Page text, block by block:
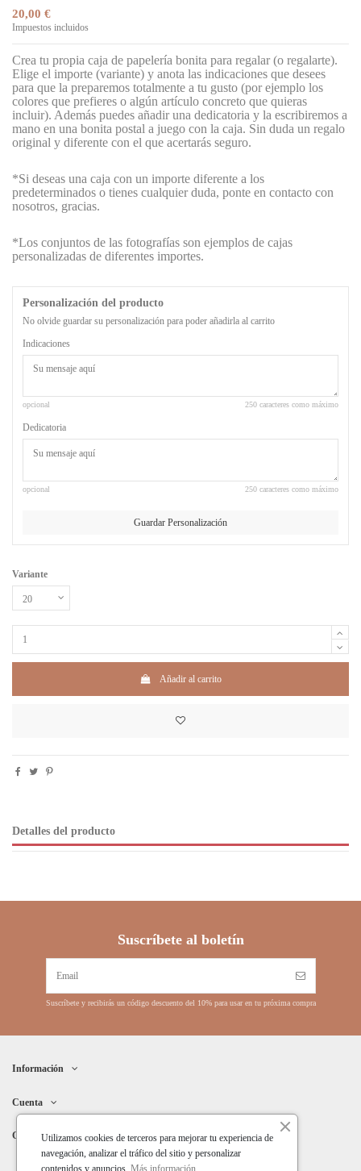
20,00 €
Impuestos incluidos
Crea tu propia caja de papelería bonita para regalar (o regalarte).
Elige el importe (variante) y anota las indicaciones que desees
para que la preparemos totalmente a tu gusto (por ejemplo los
colores que prefieres o algún artículo concreto que quieras
incluir). Además puedes añadir una dedicatoria y la escribiremos a
mano en una bonita postal a juego con la caja. Sin duda un regalo
original y diferente con el que acertarás seguro.
*Si deseas una caja con un importe diferente a los
predeterminados o tienes cualquier duda, ponte en contacto con
nosotros, gracias.
*Los conjuntos de las fotografías son ejemplos de cajas
personalizadas de diferentes importes.
Personalización del producto
No olvide guardar su personalización para poder añadirla al carrito
Indicaciones
opcional 250 caracteres como máximo
Dedicatoria
opcional 250 caracteres como máximo
Guardar Personalización
Variante
Añadir al carrito
Detalles del producto
Suscríbete al boletín
Suscríbete y recibirás un código descuento del 10% para usar en tu próxima compra
Información
Cuenta
ContactoUtilizamos cookies de terceros para mejorar tu experiencia de
navegación, analizar el tráfico del sitio y personalizar
contenidos y anuncios. Más información